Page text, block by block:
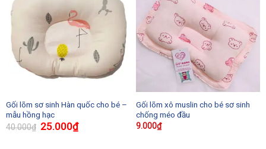
Gối lõm sơ sinh Hàn quốc cho bé –
mẫu hồng hạc
40.000₫ 25.000₫
Gối lõm xô muslin cho bé sơ sinh
chống méo đầu
9.000₫